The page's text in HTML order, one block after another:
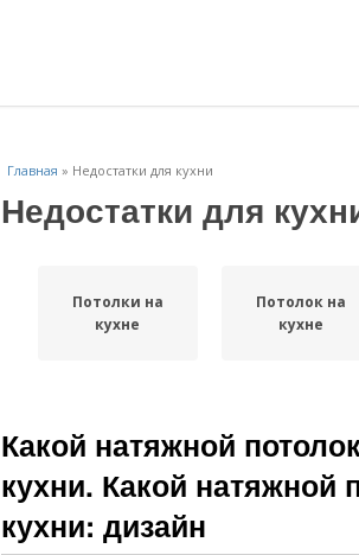
Главная » Недостатки для кухни
Недостатки для
Потолки на
кухне
Потолок на
кухне
Какой натяжной
кухни. Какой натяжной
кухни: дизайн